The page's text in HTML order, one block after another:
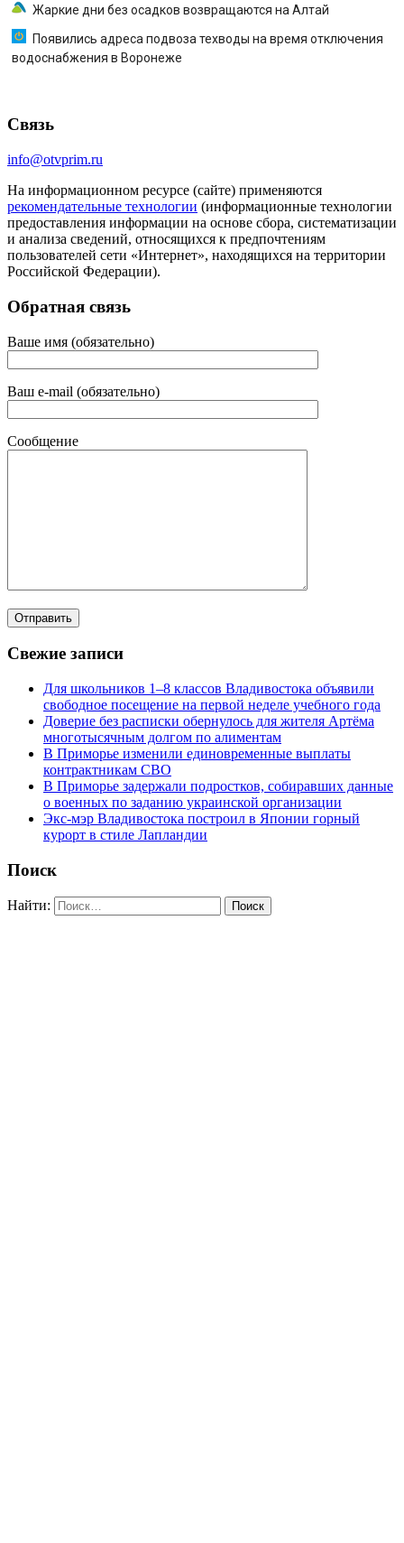
Жаркие дни без осадков возвращаются на Алтай
Появились адреса подвоза техводы на время отключения
водоснабжения в Воронеже
Связь
info@otvprim.ru
На информационном ресурсе (сайте) применяются
рекомендательные технологии (информационные технологии
предоставления информации на основе сбора, систематизации
и анализа сведений, относящихся к предпочтениям
пользователей сети «Интернет», находящихся на территории
Российской Федерации).
Обратная связь
Ваше имя (обязательно)
Ваш e-mail (обязательно)
Сообщение
Свежие записи
Для школьников 1–8 классов Владивостока объявили
свободное посещение на первой неделе учебного года
Доверие без расписки обернулось для жителя Артёма
многотысячным долгом по алиментам
В Приморье изменили единовременные выплаты
контрактникам СВО
В Приморье задержали подростков, собиравших данные
о военных по заданию украинской организации
Экс-мэр Владивостока построил в Японии горный
курорт в стиле Лапландии
Поиск
Найти: